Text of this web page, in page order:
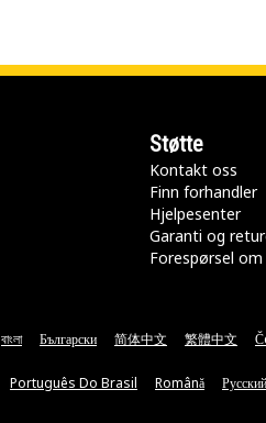
Støtte
Kontakt oss
Finn forhandler
Hjelpesenter
Garanti og
Forespørsel
বাংলা Български 简体中文 繁體中文
Português Do Brasil Română Русский